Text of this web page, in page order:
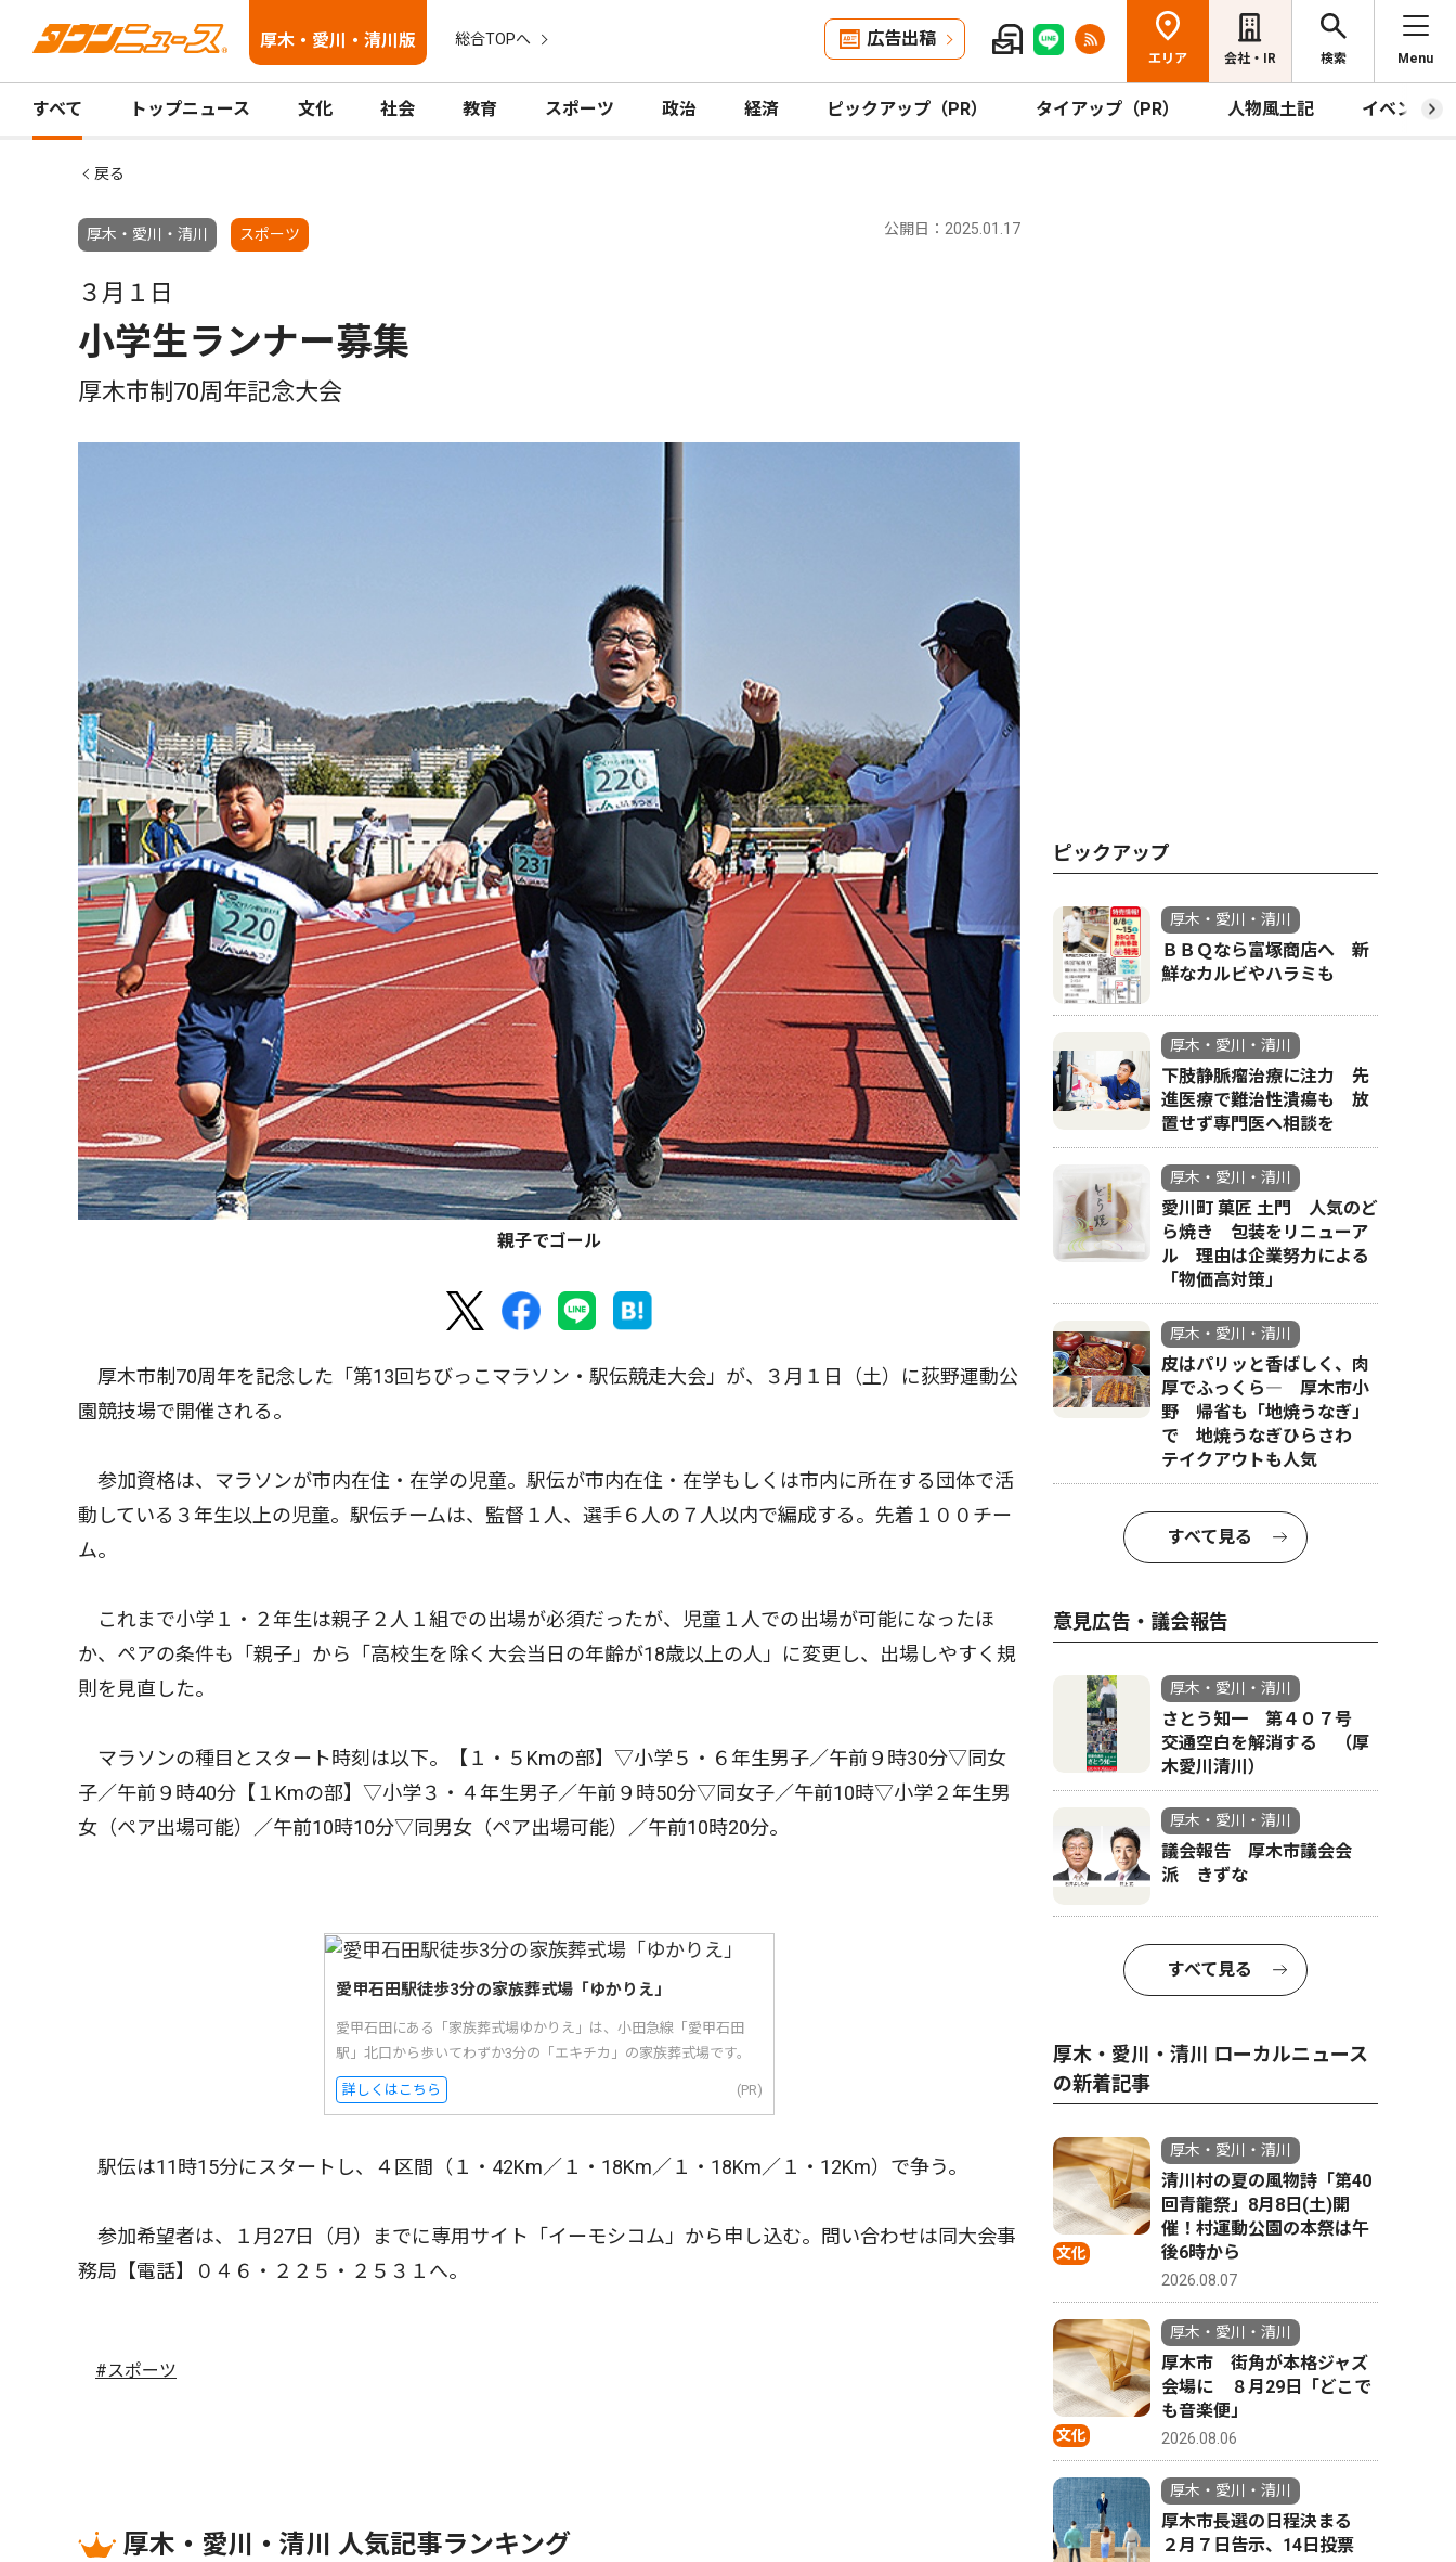
厚木・愛川・清川版 総合TOPへ 広告出稿
エリア 会社・IR 検索 Menu
すべて トップニュース 文化 社会 教育 スポーツ 政治 経済 ピックアップ（PR） タイアップ（PR） 人物風土記 イベント
戻る
厚木・愛川・清川 スポーツ 公開日：2025.01.17
３月１日
小学生ランナー募集
厚木市制70周年記念大会
親子でゴール
厚木市制70周年を記念した「第13回ちびっこマラソン・駅伝競走大会」が、３月１日（土）に荻野運動公
園競技場で開催される。
参加資格は、マラソンが市内在住・在学の児童。駅伝が市内在住・在学もしくは市内に所在する団体で活
動している３年生以上の児童。駅伝チームは、監督１人、選手６人の７人以内で編成する。先着１００チー
ム。
これまで小学１・２年生は親子２人１組での出場が必須だったが、児童１人での出場が可能になったほ
か、ペアの条件も「親子」から「高校生を除く大会当日の年齢が18歳以上の人」に変更し、出場しやすく規
則を見直した。
マラソンの種目とスタート時刻は以下。【１・５Kmの部】▽小学５・６年生男子／午前９時30分▽同女
子／午前９時40分【１Kmの部】▽小学３・４年生男子／午前９時50分▽同女子／午前10時▽小学２年生男
女（ペア出場可能）／午前10時10分▽同男女（ペア出場可能）／午前10時20分。
愛甲石田駅徒歩3分の家族葬式場「ゆかりえ」
愛甲石田にある「家族葬式場ゆかりえ」は、小田急線「愛甲石田
駅」北口から歩いてわずか3分の「エキチカ」の家族葬式場です。
詳しくはこちら (PR)
駅伝は11時15分にスタートし、４区間（１・42Km／１・18Km／１・18Km／１・12Km）で争う。
参加希望者は、１月27日（月）までに専用サイト「イーモシコム」から申し込む。問い合わせは同大会事
務局【電話】０４６・２２５・２５３１へ。
#スポーツ
厚木・愛川・清川 人気記事ランキング
ピックアップ
厚木・愛川・清川
ＢＢＱなら富塚商店へ 新
鮮なカルビやハラミも
厚木・愛川・清川
下肢静脈瘤治療に注力 先
進医療で難治性潰瘍も 放
置せず専門医へ相談を
厚木・愛川・清川
愛川町 菓匠 土門 人気のど
ら焼き 包装をリニューア
ル 理由は企業努力による
「物価高対策」
厚木・愛川・清川
皮はパリッと香ばしく、肉
厚でふっくら― 厚木市小
野 帰省も「地焼うなぎ」
で 地焼うなぎひらさわ
テイクアウトも人気
すべて見る
意見広告・議会報告
厚木・愛川・清川
さとう知一 第４０７号
交通空白を解消する （厚
木愛川清川）
厚木・愛川・清川
議会報告 厚木市議会会
派 きずな
すべて見る
厚木・愛川・清川 ローカルニュース
の新着記事
文化
厚木・愛川・清川
清川村の夏の風物詩「第40
回青龍祭」8月8日(土)開
催！村運動公園の本祭は午
後6時から
2026.08.07
文化
厚木・愛川・清川
厚木市 街角が本格ジャズ
会場に ８月29日「どこで
も音楽便」
2026.08.06
厚木・愛川・清川
厚木市長選の日程決まる
２月７日告示、14日投票